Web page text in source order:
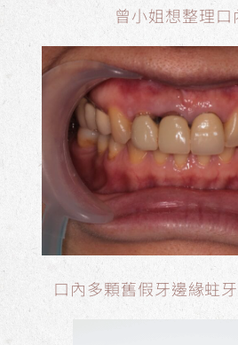
曾小姐想整理口
口內多顆舊假牙邊緣蛀